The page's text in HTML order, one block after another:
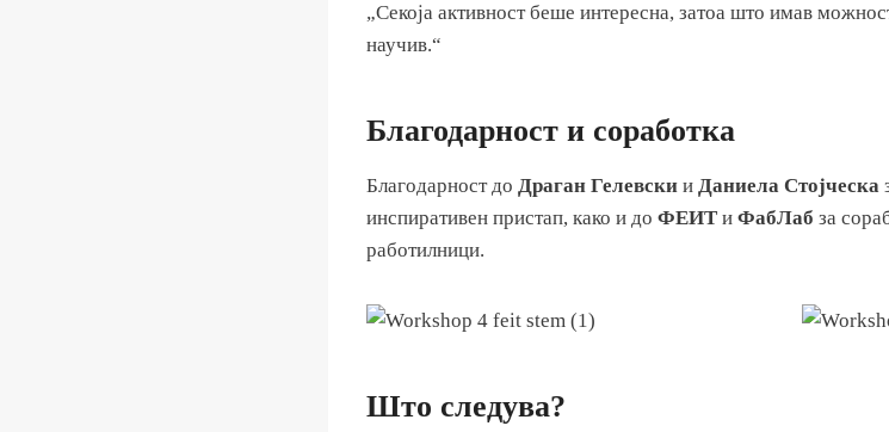
„Секоја активност беше интересна, затоа што имав
научив.“
Благодарност и соработка
Благодарност до Драган Гелевски и Даниела Стојческа
инспиративен пристап, како и до ФЕИТ и ФабЛаб за
работилници.
Што следува?